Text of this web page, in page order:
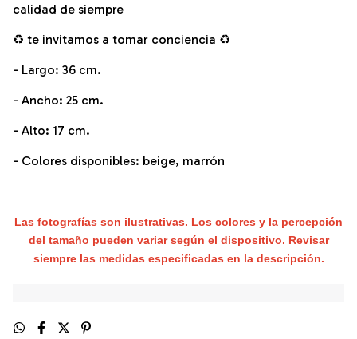
calidad de siempre
♻️ te invitamos a tomar conciencia ♻️
- Largo: 36 cm.
- Ancho: 25 cm.
- Alto: 17 cm.
- Colores disponibles: beige, marrón
Las fotografías son ilustrativas. Los colores y la percepción
del tamaño pueden variar según el dispositivo. Revisar
siempre las medidas especificadas en la descripción.